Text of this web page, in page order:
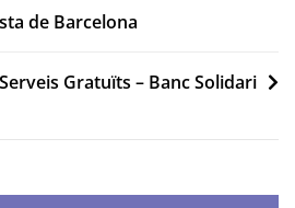
de Barcelona
Gratuïts – Banc Solidari